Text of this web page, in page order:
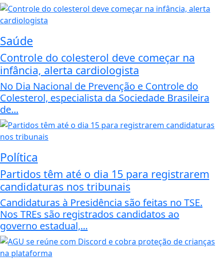
Saúde
Controle do colesterol deve começar na
infância, alerta cardiologista
No Dia Nacional de Prevenção e Controle do
Colesterol, especialista da Sociedade Brasileira
de...
Política
Partidos têm até o dia 15 para registrarem
candidaturas nos tribunais
Candidaturas à Presidência são feitas no TSE.
Nos TREs são registrados candidatos ao
governo estadual,...